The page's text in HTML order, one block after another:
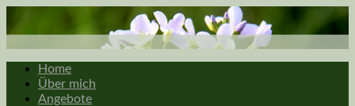
Home
Über mich
Angebote